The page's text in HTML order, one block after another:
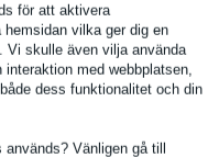
för att aktivera
hemsidan vilka ger dig en
Vi skulle även vilja använda
med webbplatsen,
dess funktionalitet och din
Vänligen gå till